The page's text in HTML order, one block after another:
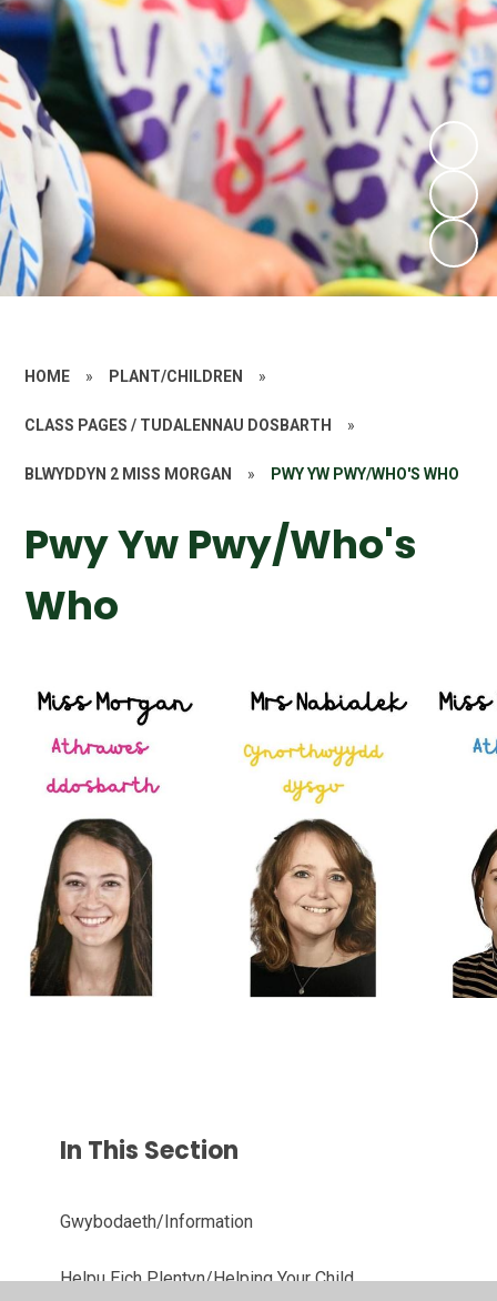
HOME » PLANT/CHILDREN »
CLASS PAGES / TUDALENNAU DOSBARTH »
BLWYDDYN 2 MISS MORGAN » PWY YW PWY/WHO'S WHO
Pwy Yw Pwy/Who's
Who
In This Section
Gwybodaeth/Information
Helpu Eich Plentyn/Helping Your Child